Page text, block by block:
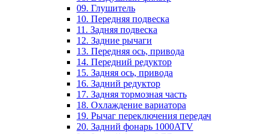
09. Глушитель
10. Передняя подвеска
11. Задняя подвеска
12. Задние рычаги
13. Передняя ось, привода
14. Передний редуктор
15. Задняя ось, привода
16. Задний редуктор
17. Задняя тормозная часть
18. Охлаждение вариатора
19. Рычаг переключения передач
20. Задний фонарь 1000ATV